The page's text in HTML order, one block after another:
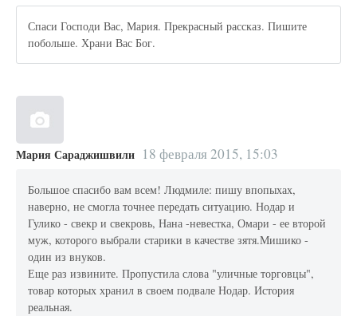
Спаси Господи Вас, Мария. Прекрасный рассказ. Пишите
побольше. Храни Вас Бог.
Мария Сараджишвили 18 февраля 2015, 15:03
Большое спасибо вам всем! Людмиле: пишу впопыхах,
наверно, не смогла точнее передать ситуацию. Нодар и
Гулико - свекр и свекровь, Нана -невестка, Омари - ее второй
муж, которого выбрали старики в качестве зятя.Мишико -
один из внуков.
Еще раз извините. Пропустила слова "уличные торговцы",
товар которых хранил в своем подвале Нодар. История
реальная.